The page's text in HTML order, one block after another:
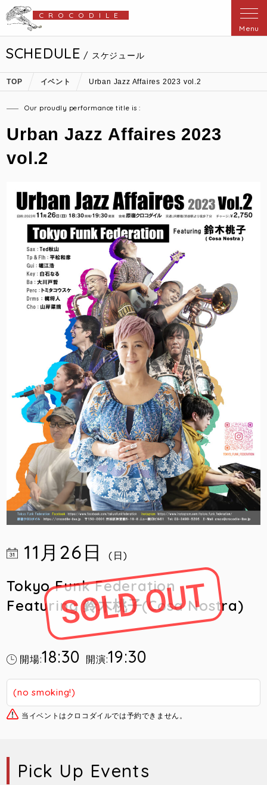
CROCODILE
Menu
SCHEDULE / スケジュール
TOP イベント Urban Jazz Affaires 2023 vol.2
Our proudly performance title is :
Urban Jazz Affaires 2023
vol.2
11月26日(日)
Tokyo Funk Federation
Featuring 鈴木桃子(Cosa Nostra)
開場:18:30 開演:19:30
(no smoking!)
当イベントはクロコダイルでは予約できません。
Pick Up Events